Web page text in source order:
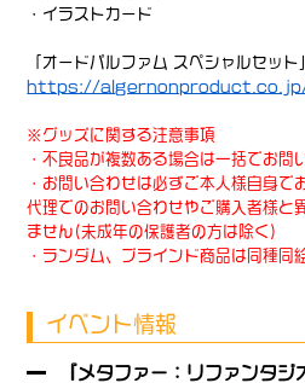
・イラストカード
「オードパルファム スペシャルセッ
https://
※グッズに関する注意事項
・不良品が複数ある場合は一括でお問
・お問い合わせは必ずご本人様自身で
代理でのお問い合わせやご購入者様と
ません(未成年の保護者の方は除く)
・ランダム、ブラインド商品は同種同
イベント情報
『メタファー：リファンタ